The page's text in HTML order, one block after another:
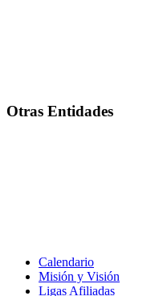
Otras Entidades
Calendario
Misión y Visión
Ligas Afiliadas